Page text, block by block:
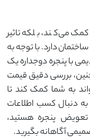
می‌کند، بلکه تاثیر
دارد. با توجه به
با پنجره دوجداره یک
بررسی دقیق قیمت
به شما کمک کند تا
به دنبال کسب اطلاعات
تعویض پنجره هستید،
آگاهانه بگیرید.